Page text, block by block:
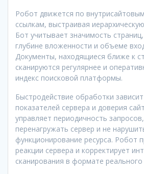
Робот движется по
ссылкам, выстраивая
Бот учитывает значимость
глубине вложенности и объеме
Документы, находящиеся ближе к
сканируются регулярнее и
индекс поисковой платформы.
Быстродействие обработки
показателей сервера и доверия
управляет периодичность
перенагружать сервер и не
функционирование ресурса. Робот
реакции сервера и корректирует
сканирования в формате